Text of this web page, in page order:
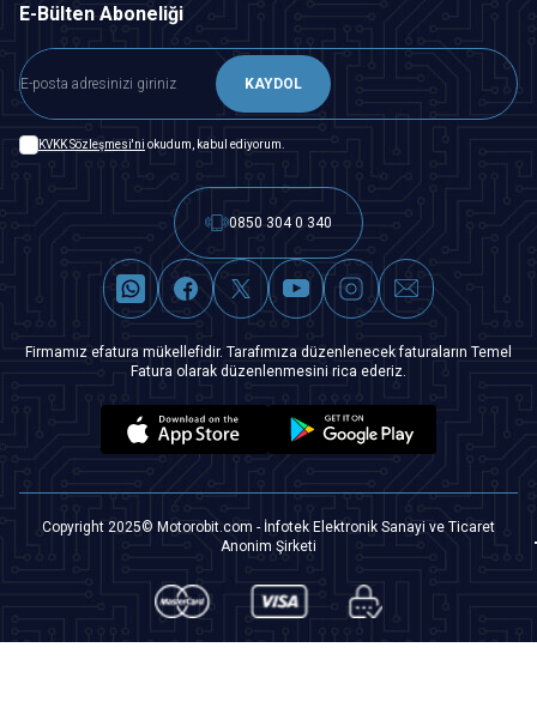
E-Bülten Aboneliği
KAYDOL
KVKK Sözleşmesi'ni okudum, kabul ediyorum.
0850 304 0 340
Firmamız efatura mükellefidir. Tarafımıza düzenlenecek faturaların Temel
Fatura olarak düzenlenmesini rica ederiz.
Copyright 2025© Motorobit.com - İnfotek Elektronik Sanayi ve Ticaret
Anonim Şirketi